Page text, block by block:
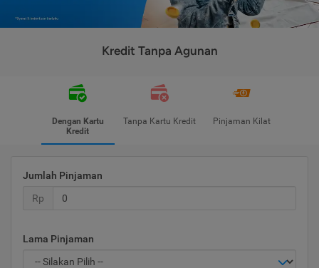
Kredit Tanpa Agunan
Dengan Kartu
Kredit
Tanpa Kartu Kredit Pinjaman Kilat
Jumlah Pinjaman
Rp
Lama Pinjaman